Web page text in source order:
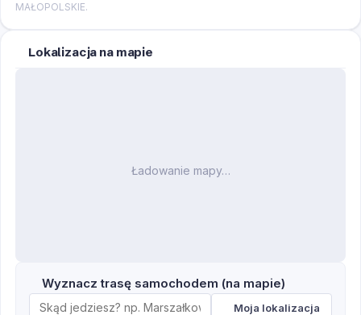
MAŁOPOLSKIE.
Lokalizacja na mapie
Ładowanie mapy…
Wyznacz trasę samochodem (na mapie)
Moja lokalizacja